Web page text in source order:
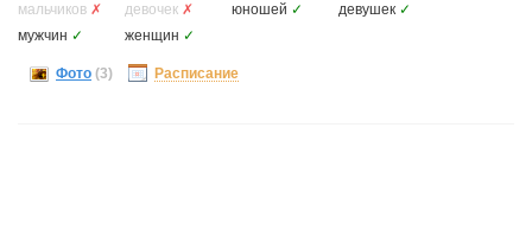
мальчиков ✗ девочек ✗ юношей ✓ девушек ✓
мужчин ✓ женщин ✓
Фото (3) Расписание